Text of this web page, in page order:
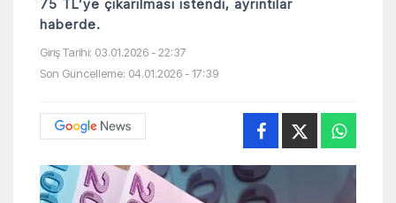
75 TL’ye çıkarılması istendi, ayrıntılar
haberde.
Giriş Tarihi: 03.01.2026 - 22:37
Son Güncelleme: 04.01.2026 - 17:39